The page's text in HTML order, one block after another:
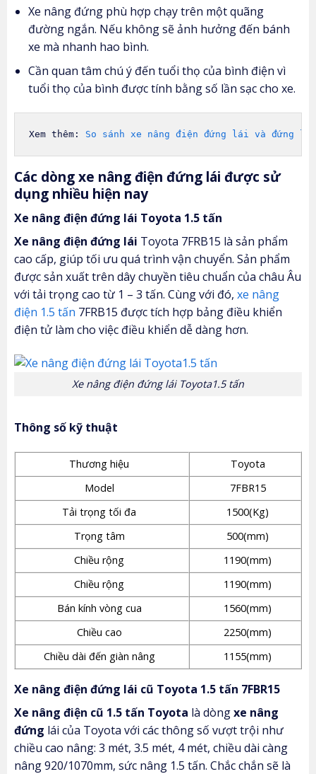
Xe nâng đứng phù hợp chạy trên một quãng
đường ngắn. Nếu không sẽ ảnh hưởng đến bánh
xe mà nhanh hao bình.
Cần quan tâm chú ý đến tuổi thọ của bình điện vì
tuổi thọ của bình được tính bằng số lần sạc cho xe.
Xem thêm: So sánh xe nâng điện đứng lái và đứng lái
Các dòng xe nâng điện đứng lái được sử
dụng nhiều hiện nay
Xe nâng điện đứng lái Toyota 1.5 tấn
Xe nâng điện đứng lái Toyota 7FRB15 là sản phẩm
cao cấp, giúp tối ưu quá trình vận chuyển. Sản phẩm
được sản xuất trên dây chuyền tiêu chuẩn của châu Âu
với tải trọng cao từ 1 – 3 tấn. Cùng với đó, xe nâng
điện 1.5 tấn 7FRB15 được tích hợp bảng điều khiển
điện tử làm cho việc điều khiển dễ dàng hơn.
Xe nâng điện đứng lái Toyota1.5 tấn
Thông số kỹ thuật
Thương hiệu
Toyota
Model
7FBR15
Tải trọng tối đa
1500(Kg)
Trọng tâm
500(mm)
Chiều rộng
1190(mm)
Chiều rộng
1190(mm)
Bán kính vòng cua
1560(mm)
Chiều cao
2250(mm)
Chiều dài đến giàn nâng
1155(mm)
Xe nâng điện đứng lái cũ Toyota 1.5 tấn 7FBR15
Xe nâng điện cũ 1.5 tấn Toyota là dòngxe nâng
đứng lái của Toyota với các thông số vượt trội như
chiều cao nâng: 3 mét, 3.5 mét, 4 mét, chiều dài càng
nâng 920/1070mm, sức nâng 1.5 tấn. Chắc chắn sẽ là